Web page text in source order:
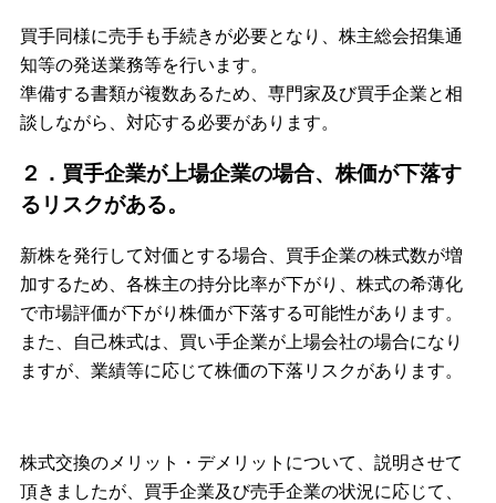
買手同様に売手も手続きが必要となり、株主総会招集通
知等の発送業務等を行います。
準備する書類が複数あるため、専門家及び買手企業と相
談しながら、対応する必要があります。
２．買手企業が上場企業の場合、株価が下落す
るリスクがある。
新株を発行して対価とする場合、買手企業の株式数が増
加するため、各株主の持分比率が下がり、株式の希薄化
で市場評価が下がり株価が下落する可能性があります。
また、自己株式は、買い手企業が上場会社の場合になり
ますが、業績等に応じて株価の下落リスクがあります。
株式交換のメリット・デメリットについて、説明させて
頂きましたが、買手企業及び売手企業の状況に応じて、